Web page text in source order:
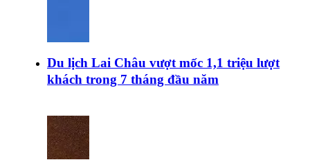
Du lịch Lai Châu vượt mốc 1,1 triệu lượt
khách trong 7 tháng đầu năm